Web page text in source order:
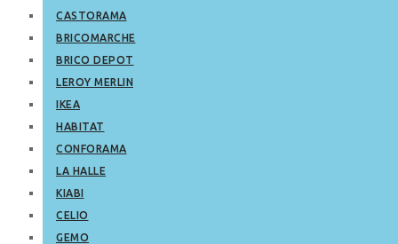
CASTORAMA
BRICOMARCHE
BRICO DEPOT
LEROY MERLIN
IKEA
HABITAT
CONFORAMA
LA HALLE
KIABI
CELIO
GEMO